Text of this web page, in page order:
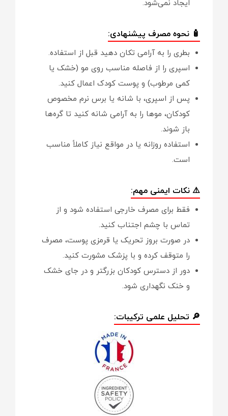
ایجاد نمی‌شود.
🧴 نحوه مصرف پیشنهادی:
بطری را به آرامی تکان دهید قبل از استفاده.
اسپری را از فاصله مناسب روی مو (خشک یا
کمی مرطوب) و پوست کودک اعمال کنید.
پس از اسپری، با شانه یا برس نرم مخصوص
کودکان، موها را به آرامی شانه کنید تا گره‌ها
باز شوند.
استفاده روزانه یا در مواقع نیاز کاملاً مناسب
است.
⚠️ نکات ایمنی مهم:
فقط برای مصرف خارجی استفاده شود و از
تماس با چشم اجتناب کنید.
در صورت بروز تحریک یا قرمزی پوست، مصرف
را متوقف کرده و با پزشک مشورت کنید.
دور از دسترس کودکان بزرگتر و در جای خشک
و خنک نگهداری شود.
🔎 تحلیل علمی ترکیبات: